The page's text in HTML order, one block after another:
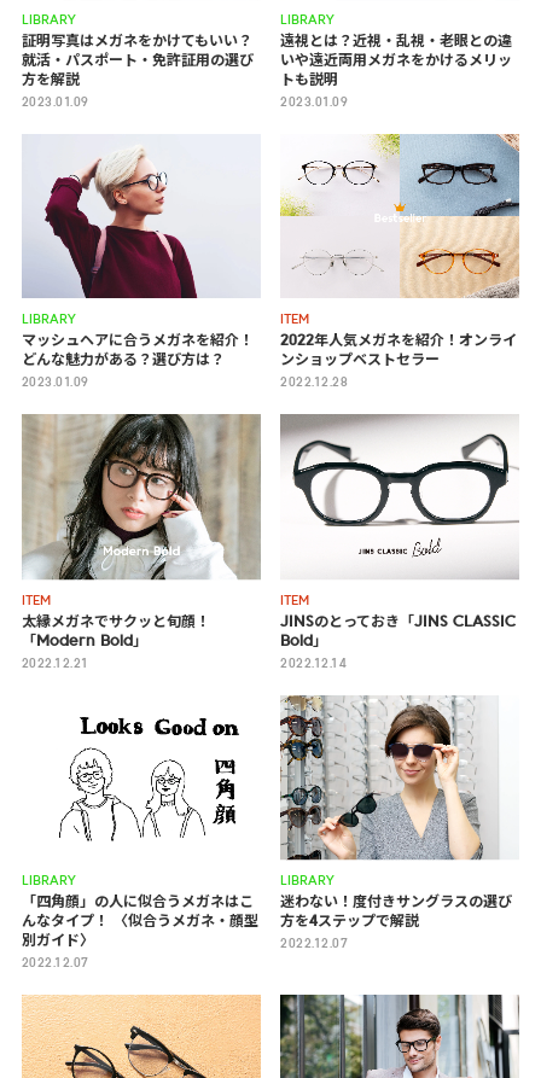
LIBRARY
証明写真はメガネをかけてもいい？
就活・パスポート・免許証用の選び
方を解説
2023.01.09
LIBRARY
遠視とは？近視・乱視・老眼との違
いや遠近両用メガネをかけるメリッ
トも説明
2023.01.09
LIBRARY
マッシュヘアに合うメガネを紹介！
どんな魅力がある？選び方は？
2023.01.09
ITEM
2022年人気メガネを紹介！オンライ
ンショップベストセラー
2022.12.28
ITEM
太縁メガネでサクッと旬顔！
「Modern Bold」
2022.12.21
ITEM
JINSのとっておき「JINS CLASSIC
Bold」
2022.12.14
LIBRARY
「四角顔」の人に似合うメガネはこ
んなタイプ！ 〈似合うメガネ・顔型
別ガイド〉
2022.12.07
LIBRARY
迷わない！度付きサングラスの選び
方を4ステップで解説
2022.12.07